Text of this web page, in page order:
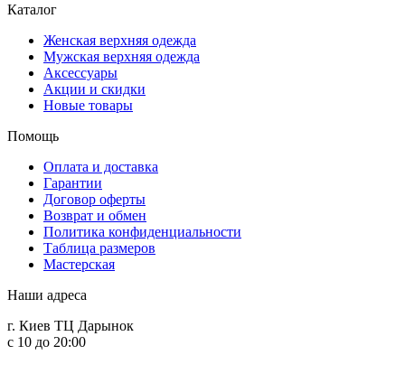
Каталог
Женская верхняя одежда
Мужская верхняя одежда
Аксессуары
Акции и скидки
Новые товары
Помощь
Оплата и доставка
Гарантии
Договор оферты
Возврат и обмен
Политика конфиденциальности
Таблица размеров
Мастерская
Наши адреса
г. Киев ТЦ Дарынок
с 10 до 20:00